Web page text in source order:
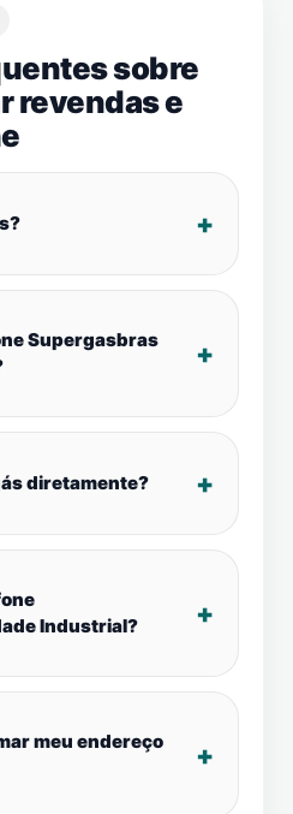
sobre
revendas e
Supergasbras
diretamente?
Industrial?
meu endereço